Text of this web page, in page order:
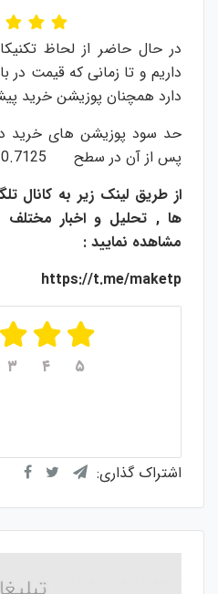
در حال حاضر از لحاظ
دارد همچنان پوزیشن خرید
پس از آن در سطح 0.7125 قرار خواهد داشت.
از طریق لینک زیر به کانال
ها , تحلیل و اخبار مختلف
مشاهده نمایید :
https://t.me/maketp
۳ ۴ ۵
اشتراک گذاری: